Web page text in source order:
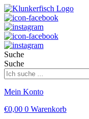
Suche
Suche
Mein Konto
€0,00 0 Warenkorb